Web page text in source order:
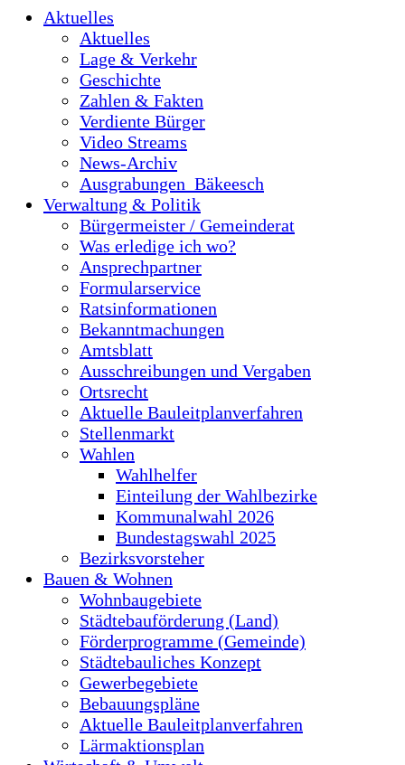
Aktuelles
Aktuelles
Lage & Verkehr
Geschichte
Zahlen & Fakten
Verdiente Bürger
Video Streams
News-Archiv
Ausgrabungen_Bäkeesch
Verwaltung & Politik
Bürgermeister / Gemeinderat
Was erledige ich wo?
Ansprechpartner
Formularservice
Ratsinformationen
Bekanntmachungen
Amtsblatt
Ausschreibungen und Vergaben
Ortsrecht
Aktuelle Bauleitplanverfahren
Stellenmarkt
Wahlen
Wahlhelfer
Einteilung der Wahlbezirke
Kommunalwahl 2026
Bundestagswahl 2025
Bezirksvorsteher
Bauen & Wohnen
Wohnbaugebiete
Städtebauförderung (Land)
Förderprogramme (Gemeinde)
Städtebauliches Konzept
Gewerbegebiete
Bebauungspläne
Aktuelle Bauleitplanverfahren
Lärmaktionsplan